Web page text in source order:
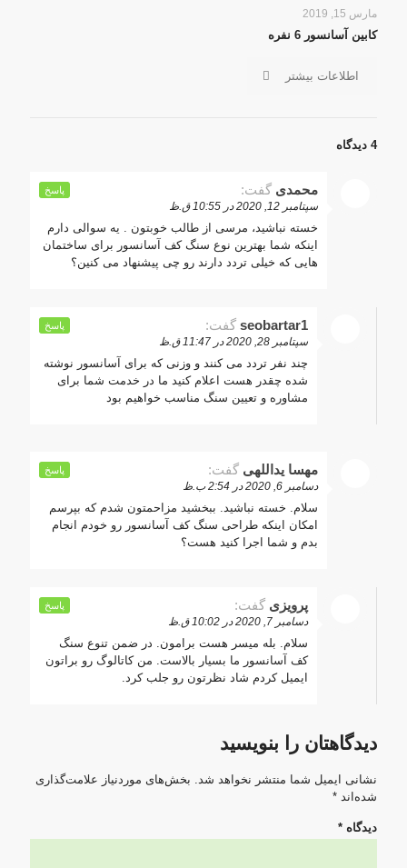
مارس 15, 2019
کابین آسانسور 6 نفره
اطلاعات بیشتر
4 دیدگاه
محمدی گفت:
سپتامبر 12, 2020 در 10:55 ق.ظ
خسته نباشید، مرسی از طالب خوبتون . یه سوالی دارم
اینکه شما بهترین نوع سنگ کف آسانسور برای ساختمان
هایی که خیلی تردد دارند رو چی پیشنهاد می کنین؟
پاسخ
seobartar1 گفت:
سپتامبر 28, 2020 در 11:47 ق.ظ
چند نفر تردد می کنند و وزنی که برای آسانسور نوشته
شده چقدر هست اعلام کنید ما در خدمت شما برای
مشاوره و تعیین سنگ مناسب خواهیم بود
پاسخ
مهسا یداللهی گفت:
دسامبر 6, 2020 در 2:54 ب.ظ
سلام. خسته نباشید. ببخشید مزاحمتون شدم که بپرسم
امکان اینکه طراحی سنگ کف آسانسور رو خودم انجام
بدم و شما اجرا کنید هست؟
پاسخ
پرویزی گفت:
دسامبر 7, 2020 در 10:02 ق.ظ
سلام. بله میسر هست برامون. در ضمن تنوع سنگ
کف آسانسور ما بسیار بالاست. من کاتالوگ رو براتون
ایمیل کردم شاد نظرتون رو جلب کرد.
پاسخ
دیدگاهتان را بنویسید
نشانی ایمیل شما منتشر نخواهد شد.
بخش‌های موردنیاز علامت‌گذاری
شده‌اند *
دیدگاه *